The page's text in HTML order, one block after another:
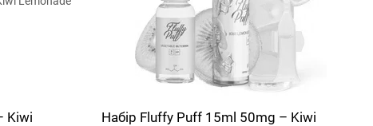
Kiwi
Набір Fluffy Puff 15ml 50mg – Kiwi